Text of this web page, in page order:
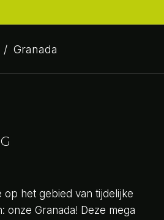
/ Granada
op het gebied van tijdelijke
onze Granada! Deze mega